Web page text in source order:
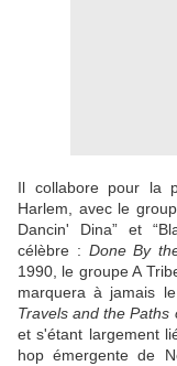
Il collabore pour la
Harlem, avec le
Dancin' Dina” et
célèbre : Done By
1990, le groupe A
marquera à jamais
Travels and the Paths
et s'étant largement
hop émergente de